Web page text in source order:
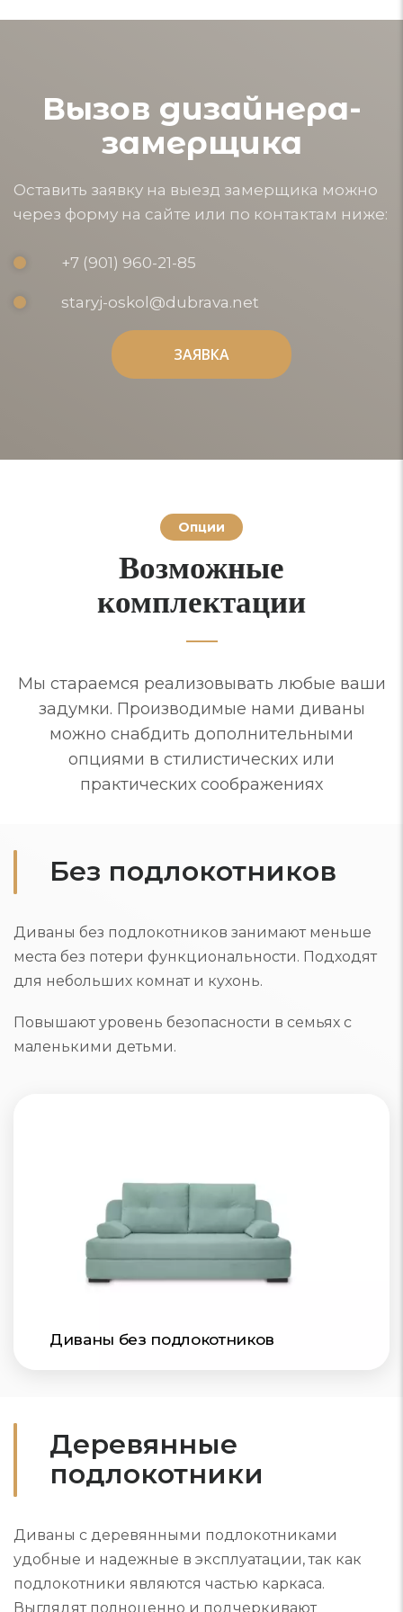
Вызов дизайнера-
замерщика
Оставить заявку на выезд замерщика можно
через форму на сайте или по контактам ниже:
+7 (901) 960-21-85
staryj-oskol@dubrava.net
ЗАЯВКА
ЗАЯВКА
Опции
Возможные
комплектации
Мы стараемся реализовывать любые ваши
задумки. Производимые нами диваны
можно снабдить дополнительными
опциями в стилистических или
практических соображениях
Без подлокотников
Диваны без подлокотников занимают меньше
места без потери функциональности. Подходят
для небольших комнат и кухонь.
Повышают уровень безопасности в семьях с
маленькими детьми.
Диваны без подлокотников
Деревянные
подлокотники
Диваны с деревянными подлокотниками
удобные и надежные в эксплуатации, так как
подлокотники являются частью каркаса.
Выглядят полноценно и подчеркивают